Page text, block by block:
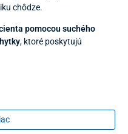
chôdze.
pomocou suchého
, ktoré poskytujú
144 cm